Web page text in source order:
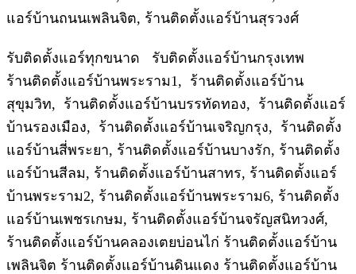
แอร์บ้านถนนเพลินจิต, ร้านติดตั้งแอร์บ้านสุรวงศ์
รับติดตั้งแอร์ทุกขนาด รับติดตั้งแอร์บ้านกรุงเทพ
ร้านติดตั้งแอร์บ้านพระราม1, ร้านติดตั้งแอร์บ้าน
สุขุมวิท, ร้านติดตั้งแอร์บ้านบรรทัดทอง, ร้านติดตั้งแอร์
บ้านรองเมือง, ร้านติดตั้งแอร์บ้านเจริญกรุง, ร้านติดตั้ง
แอร์บ้านสี่พระยา, ร้านติดตั้งแอร์บ้านบางรัก, ร้านติดตั้ง
แอร์บ้านสีลม, ร้านติดตั้งแอร์บ้านสาทร, ร้านติดตั้งแอร์
บ้านพระราม2, ร้านติดตั้งแอร์บ้านพระราม6, ร้านติดตั้ง
แอร์บ้านเพชรเกษม, ร้านติดตั้งแอร์บ้านจรัญสนิทวงศ์,
ร้านติดตั้งแอร์บ้านคลองเตยบ่อนไก่ ร้านติดตั้งแอร์บ้าน
เพลินจิต ร้านติดตั้งแอร์บ้านดินแดง ร้านติดตั้งแอร์บ้าน